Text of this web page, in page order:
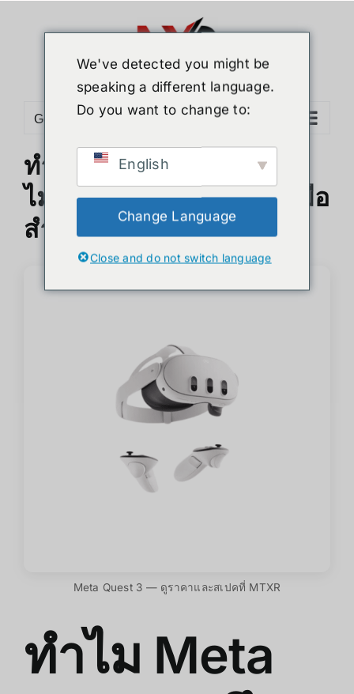
Go to...
ทำไม Meta Quest 3 ถึง
ไม่ใช่แค่ VR แต่เป็นเครื่องมือ
สำคัญในชีวิตประจำวัน?
Meta Quest 3 — ดูราคาและสเปคที่ MTXR
ทำไม Meta
We've detected you might be
speaking a different language.
Do you want to change to:
English
Change Language
Close and do not switch language